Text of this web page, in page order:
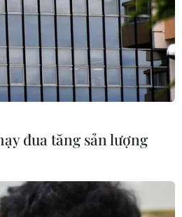
đua tăng sản lượng